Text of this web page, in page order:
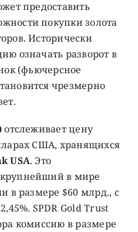
предоставить
покупки золота
Исторически
означать разворот в
(фьючерсное
чрезмерно
отслеживает цену
США, хранящихся
USA. Это
в мире
в размере $60 млрд., с
SPDR Gold Trust
комиссию в размере